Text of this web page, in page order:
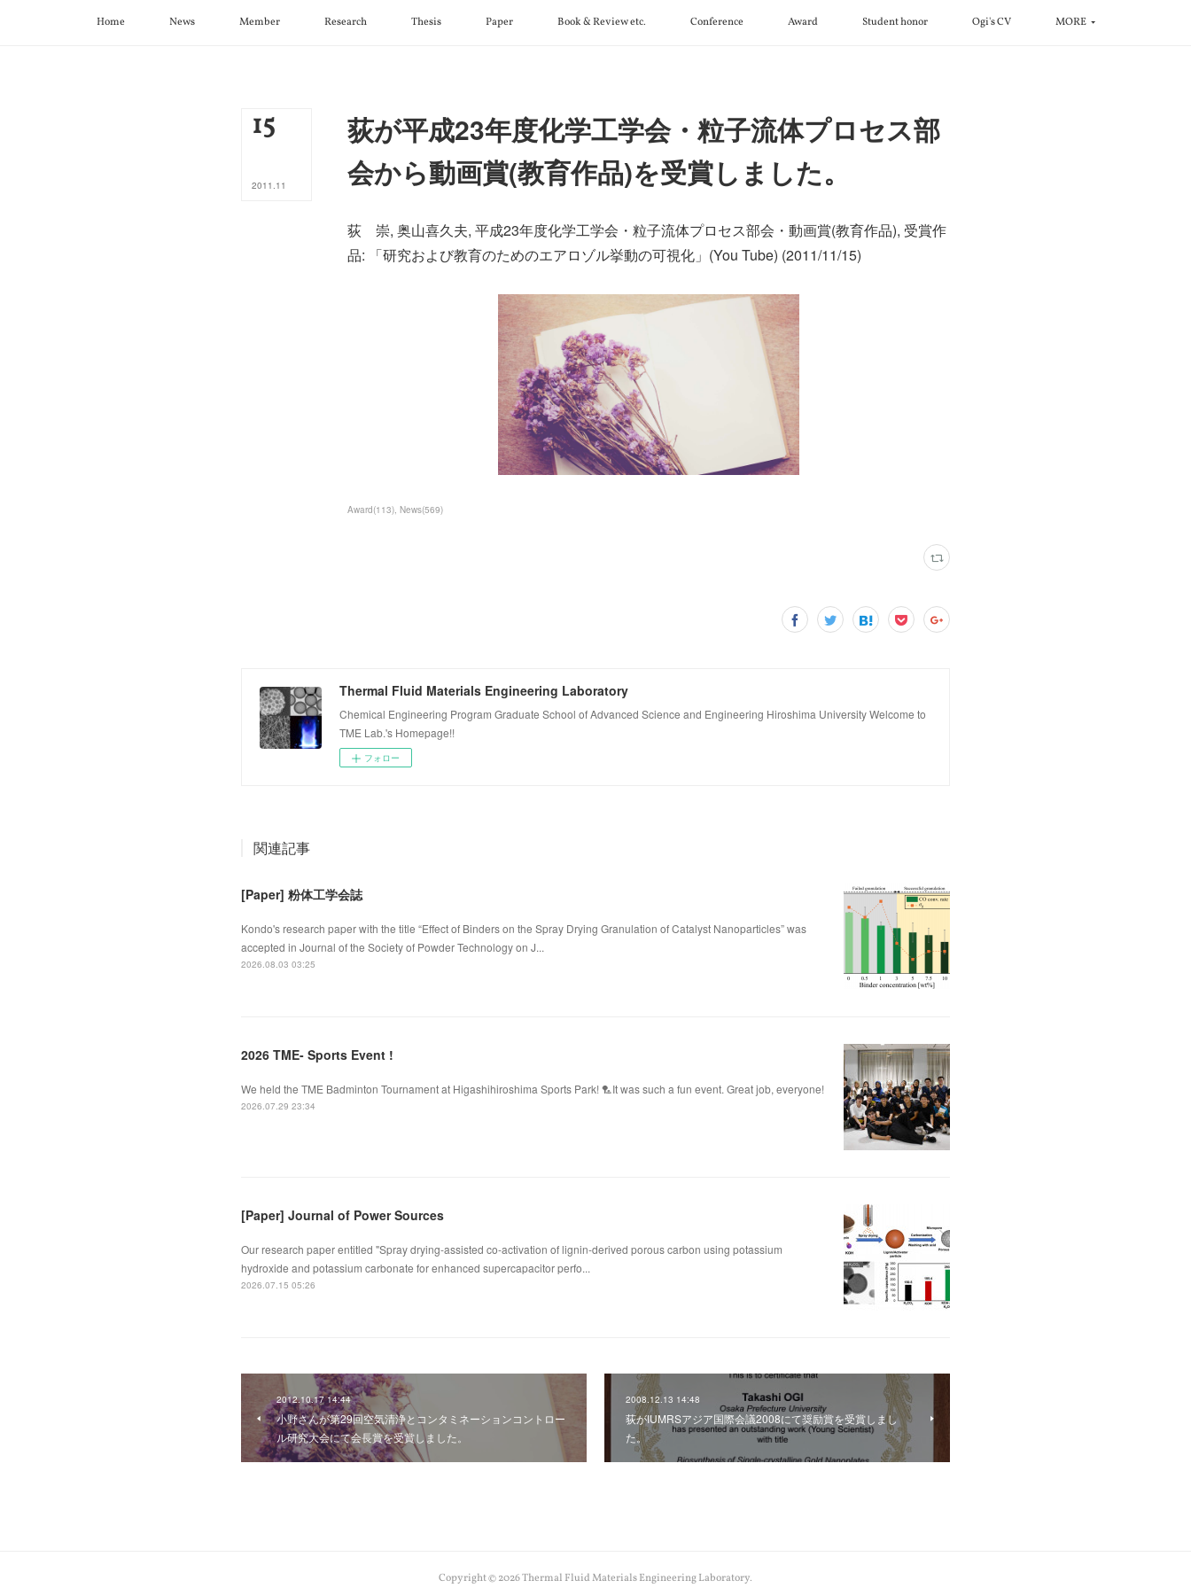
Home News Member Research Thesis Paper Book & Review etc. Conference Award Student honor Ogi's CV MORE
15
2011 .11
荻が平成23年度化学工学会・粒子流体プロセス部
会から動画賞(教育作品)を受賞しました。
荻 崇, 奥山喜久夫, 平成23年度化学工学会・粒子流体プロセス部会・動画賞(教育作品), 受賞作
品: 「研究および教育のためのエアロゾル挙動の可視化」(You Tube) (2011/11/15)
Award(113) News(569)
Thermal Fluid Materials Engineering Laboratory
Chemical Engineering Program Graduate School of Advanced Science and Engineering Hiroshima University Welcome to
TME Lab.'s Homepage!!
フォロー
関連記事
[Paper] 粉体工学会誌
Kondo's research paper with the title “Effect of Binders on the Spray Drying Granulation of Catalyst Nanoparticles” was
accepted in Journal of the Society of Powder Technology on J...
2026.08.03 03:25
2026 TME- Sports Event !
We held the TME Badminton Tournament at Higashihiroshima Sports Park! 🏸It was such a fun event. Great job, everyone!
2026.07.29 23:34
[Paper] Journal of Power Sources
Our research paper entitled "Spray drying-assisted co-activation of lignin-derived porous carbon using potassium
hydroxide and potassium carbonate for enhanced supercapacitor perfo...
2026.07.15 05:26
2012.10.17 14:44
小野さんが第29回空気清浄とコンタミネーションコントロー
ル研究大会にて会長賞を受賞しました。
2008.12.13 14:48
荻がIUMRSアジア国際会議2008にて奨励賞を受賞しまし
た。
Copyright ©2026Thermal Fluid Materials Engineering Laboratory.